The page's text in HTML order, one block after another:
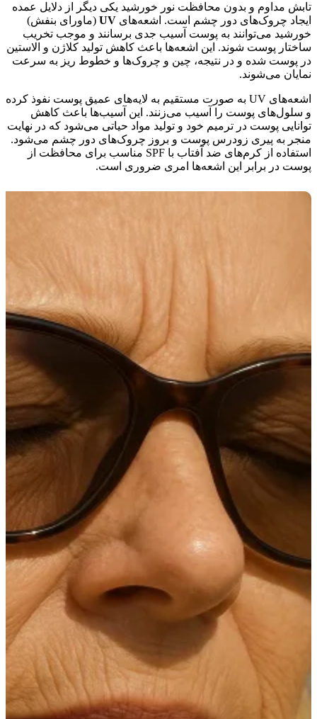
تابش مداوم و بدون محافظت نور خورشید یکی دیگر از دلایل عمده
ایجاد چروک‌های دور چشم است. اشعه‌های UV (ماورای بنفش)
خورشید می‌توانند به پوست آسیب جدی برسانند و موجب تخریب
ساختار پوست شوند. این اشعه‌ها باعث کاهش تولید کلاژن و الاستین
در پوست شده و در نتیجه، چین و چروک‌ها و خطوط ریز به سرعت
نمایان می‌شوند.
اشعه‌های UV به صورت مستقیم به لایه‌های عمیق پوست نفوذ کرده
و سلول‌های پوست را آسیب می‌زنند. این آسیب‌ها باعث کاهش
توانایی پوست در ترمیم خود و تولید مواد حیاتی می‌شود که در نهایت
منجر به پیری زودرس پوست و بروز چروک‌های دور چشم می‌شود.
استفاده از کرم‌های ضد آفتاب با SPF مناسب برای محافظت از
پوست در برابر این اشعه‌ها امری ضروری است.